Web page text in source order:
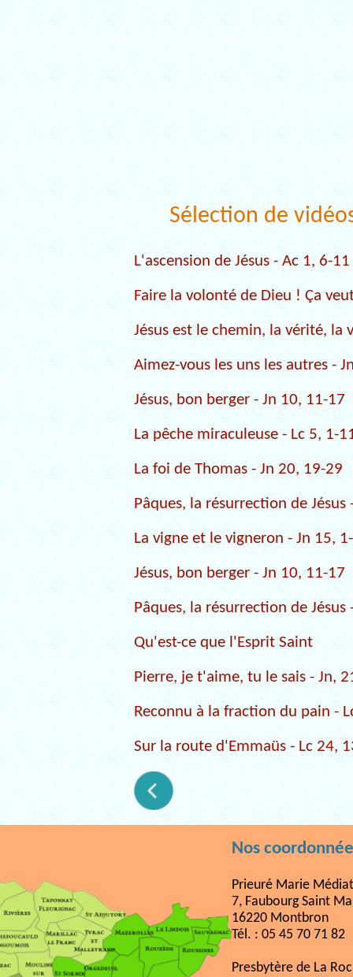
Sélection de
L'ascension de Jésus - Ac 1, 6-11
Faire la volonté de Dieu ! Ça
Jésus est le chemin, la vérité, la
Aimez-vous les uns les autres -
Jésus, bon berger - Jn 10, 11-17
La pêche miraculeuse - Lc 5, 1-
La foi de Thomas - Jn 20, 19-29
Pâques, la résurrection de
La vigne et le vigneron - Jn 15,
Jésus, bon berger - Jn 10, 11-17
Pâques, la résurrection de Jésus
Qu'est-ce que l'Esprit Saint
Pierre, je t'aime, tu le sais - Jn,
Reconnu à la fraction du pain -
Sur la route d'Emmaüs - Lc 24,
Nos
Prieuré Marie
7, Faubourg Saint
16220 Montbron
Tél. : 05 45 70 71 82
Presbytère de La